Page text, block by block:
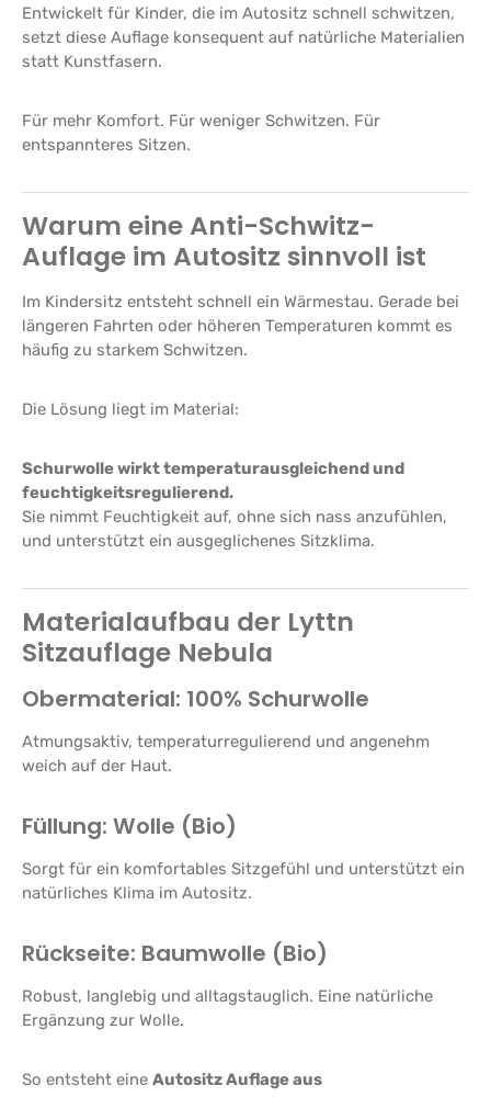
Entwickelt für Kinder, die im Autositz schnell schwitzen,
setzt diese Auflage konsequent auf natürliche Materialien
statt Kunstfasern.
Für mehr Komfort. Für weniger Schwitzen. Für
entspannteres Sitzen.
Warum eine Anti-Schwitz-
Auflage im Autositz sinnvoll ist
Im Kindersitz entsteht schnell ein Wärmestau. Gerade bei
längeren Fahrten oder höheren Temperaturen kommt es
häufig zu starkem Schwitzen.
Die Lösung liegt im Material:
Schurwolle wirkt temperaturausgleichend und
feuchtigkeitsregulierend.
Sie nimmt Feuchtigkeit auf, ohne sich nass anzufühlen,
und unterstützt ein ausgeglichenes Sitzklima.
Materialaufbau der Lyttn
Sitzauflage Nebula
Obermaterial: 100% Schurwolle
Atmungsaktiv, temperaturregulierend und angenehm
weich auf der Haut.
Füllung: Wolle (Bio)
Sorgt für ein komfortables Sitzgefühl und unterstützt ein
natürliches Klima im Autositz.
Rückseite: Baumwolle (Bio)
Robust, langlebig und alltagstauglich. Eine natürliche
Ergänzung zur Wolle.
So entsteht eine Autositz Auflage aus